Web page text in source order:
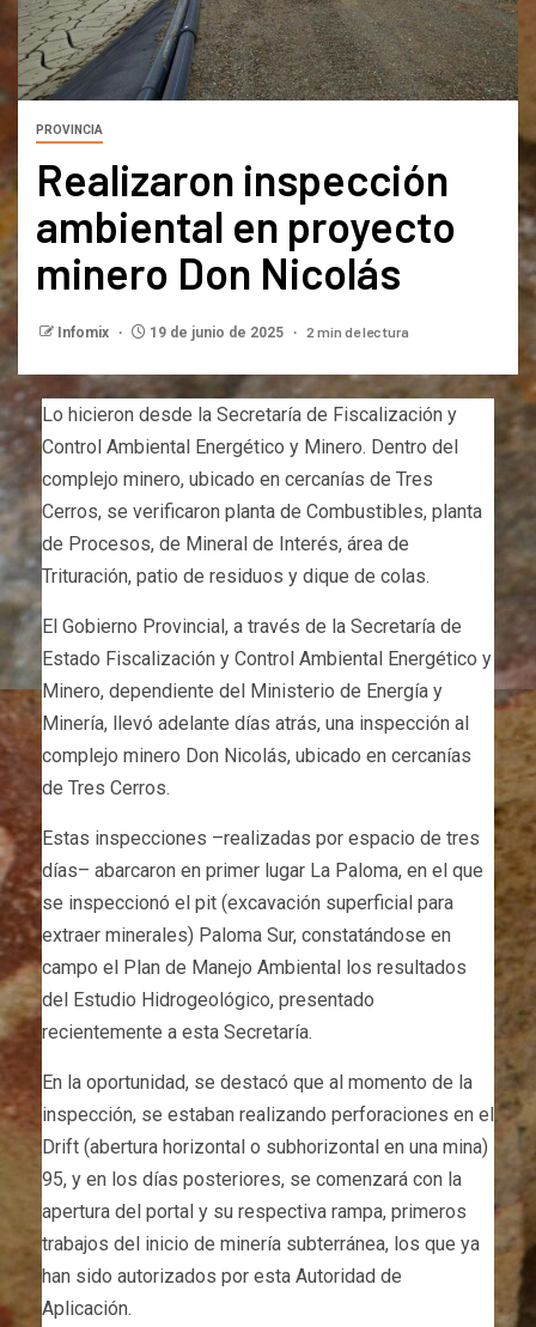
PROVINCIA
Realizaron inspección
ambiental en proyecto
minero Don Nicolás
Infomix 19 de junio de 2025 2 min de lectura
Lo hicieron desde la Secretaría de Fiscalización y
Control Ambiental Energético y Minero. Dentro del
complejo minero, ubicado en cercanías de Tres
Cerros, se verificaron planta de Combustibles, planta
de Procesos, de Mineral de Interés, área de
Trituración, patio de residuos y dique de colas.
El Gobierno Provincial, a través de la Secretaría de
Estado Fiscalización y Control Ambiental Energético y
Minero, dependiente del Ministerio de Energía y
Minería, llevó adelante días atrás, una inspección al
complejo minero Don Nicolás, ubicado en cercanías
de Tres Cerros.
Estas inspecciones –realizadas por espacio de tres
días– abarcaron en primer lugar La Paloma, en el que
se inspeccionó el pit (excavación superficial para
extraer minerales) Paloma Sur, constatándose en
campo el Plan de Manejo Ambiental los resultados
del Estudio Hidrogeológico, presentado
recientemente a esta Secretaría.
En la oportunidad, se destacó que al momento de la
inspección, se estaban realizando perforaciones en el
Drift (abertura horizontal o subhorizontal en una mina)
95, y en los días posteriores, se comenzará con la
apertura del portal y su respectiva rampa, primeros
trabajos del inicio de minería subterránea, los que ya
han sido autorizados por esta Autoridad de
Aplicación.